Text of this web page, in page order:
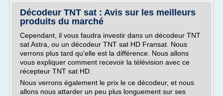
Décodeur TNT sat : Avis sur les meilleurs
produits du marché
Cependant, il vous faudra investir dans un décodeur TNT
sat Astra, ou un décodeur TNT sat HD Fransat. Nous
verrons plus tard qu'elle est la différence. Nous allons
vous expliquer comment recevoir la télévision avec ce
récepteur TNT sat HD.
Nous verrons également le prix le ce décodeur, et nous
allons nous attarder un peu plus longuement sur ses